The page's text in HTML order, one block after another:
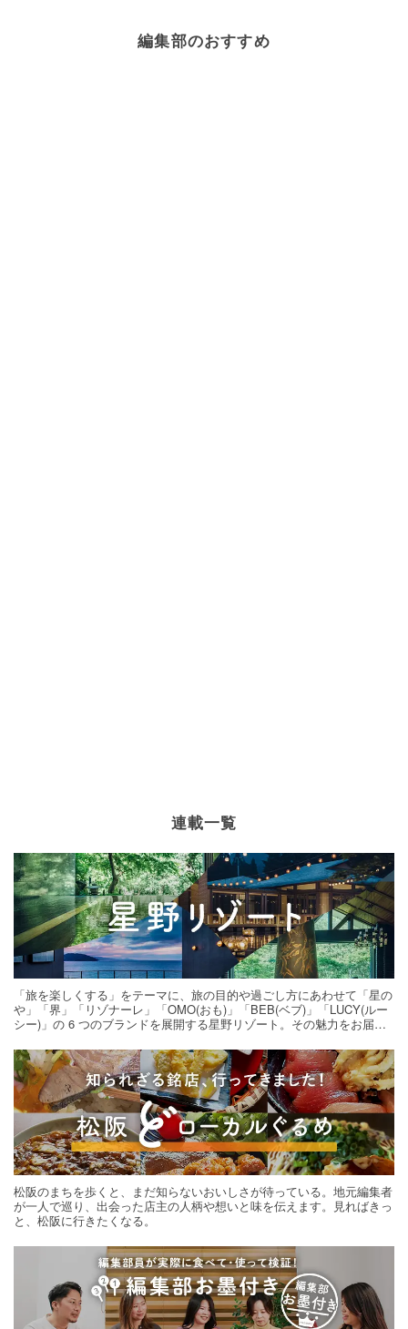
編集部のおすすめ
連載一覧
「旅を楽しくする」をテーマに、旅の目的や過ごし方にあわせて「星の
や」「界」「リゾナーレ」「OMO(おも)」「BEB(ベブ)」「LUCY(ルー
シー)」の 6 つのブランドを展開する星野リゾート。その魅力をお届け
松阪のまちを歩くと、まだ知らないおいしさが待っている。地元編集者
が一人で巡り、出会った店主の人柄や想いと味を伝えます。見ればきっ
と、松阪に行きたくなる。